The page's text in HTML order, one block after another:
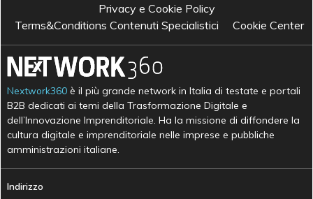
Privacy e Cookie Policy
Terms&Conditions Contenuti Specialistici
Cookie Center
Nextwork360 è il più grande network in Italia di testate e portali
B2B dedicati ai temi della Trasformazione Digitale e
dell’Innovazione Imprenditoriale. Ha la missione di diffondere la
cultura digitale e imprenditoriale nelle imprese e pubbliche
amministrazioni italiane.
Indirizzo